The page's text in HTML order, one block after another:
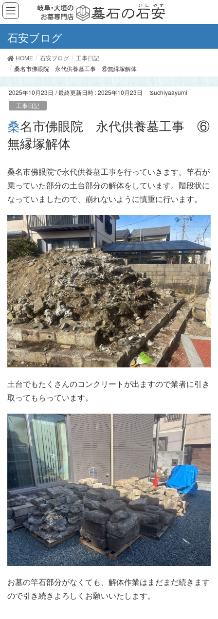
石安ブログ
HOME 石安ブログ
工事日記
桑名市佛眼院 永代供養墓工事 ⑥無縁塚解体
2025年10月23日 / 最終更新日時 :2025年10月23日
tsuchiyaayumi
工事日記
桑名市佛眼院 永代供養墓工事 ⑥
無縁塚解体
桑名市佛眼院で永代供養墓工事を行っていきます。竿石が
乗っていた部分の土台部分の解体をしています。階段状に
なっていましたので、崩れないように慎重に行います。
土台でもたくさんのコンクリートが出ますので業者に引き
取ってもらっています。
お墓の竿石部分がなくても、解体作業はまだまだ続きます
ので引き続きよろしくお願いいたします。